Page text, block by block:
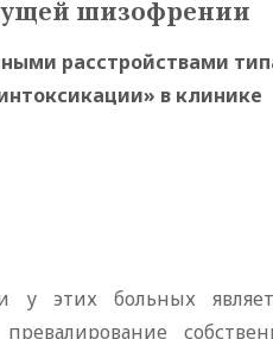
шизофрении
расстройствами
в клинике
у этих больных